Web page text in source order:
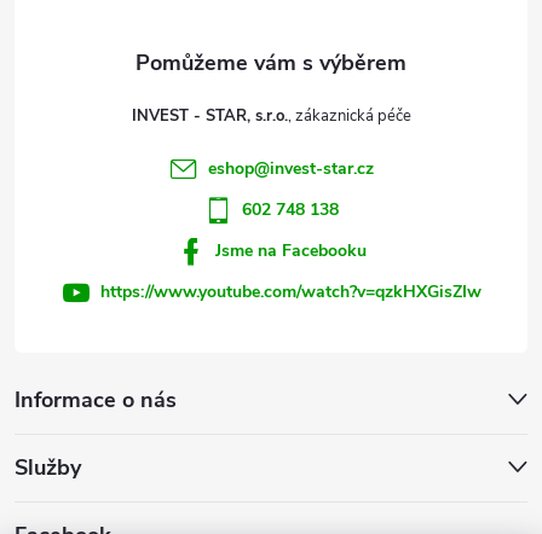
ý
i
Informace o nás
Služby
INVEST - STAR, s.r.o.
eshop@invest-star.cz
602 748 138
Jsme na Facebooku
https://www.youtube.com/watch?v=qzkHXGisZIw